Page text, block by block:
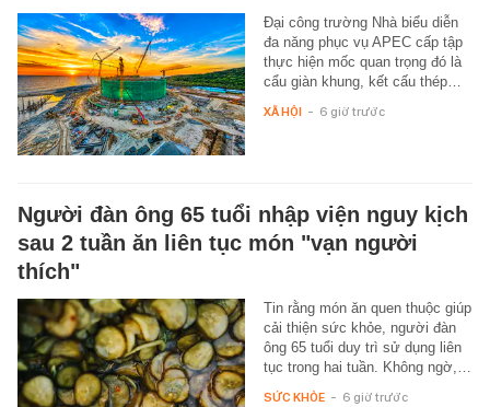
Đại công trường Nhà biểu diễn
đa năng phục vụ APEC cấp tập
thực hiện mốc quan trọng đó là
cẩu giàn khung, kết cấu thép…
XÃ HỘI - 6 giờ trước
Người đàn ông 65 tuổi nhập viện nguy kịch
sau 2 tuần ăn liên tục món "vạn người
thích"
Tin rằng món ăn quen thuộc giúp
cải thiện sức khỏe, người đàn
ông 65 tuổi duy trì sử dụng liên
tục trong hai tuần. Không ngờ,…
SỨC KHỎE - 6 giờ trước